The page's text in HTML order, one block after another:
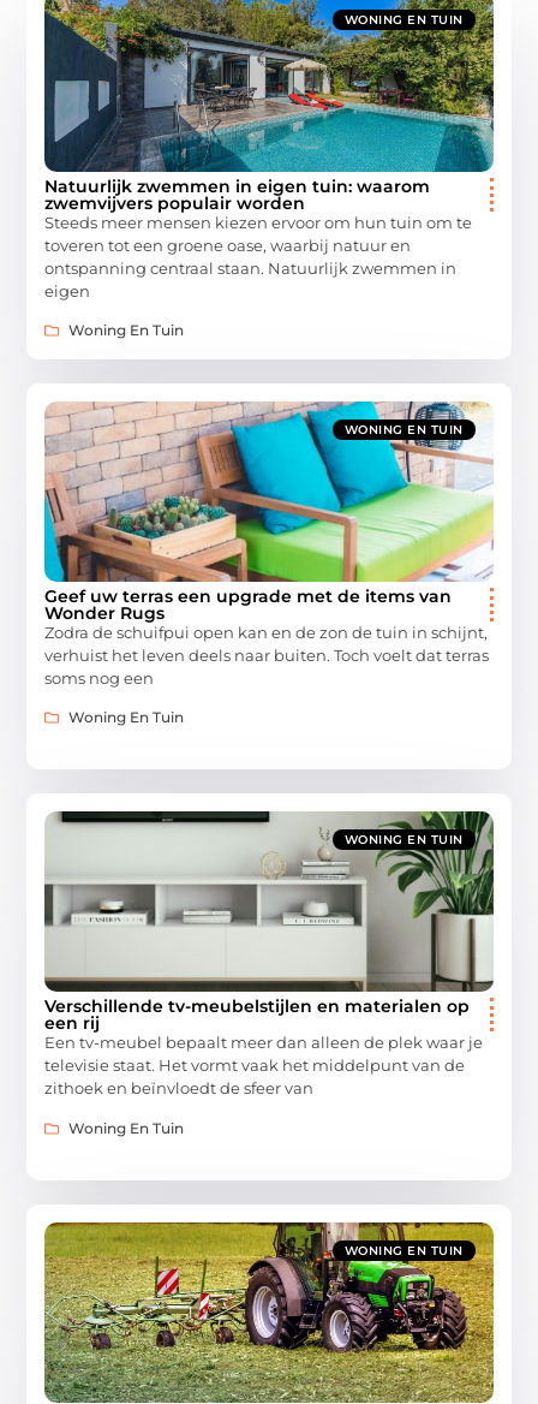
WONING EN TUIN
Natuurlijk zwemmen in eigen tuin: waarom
zwemvijvers populair worden
Steeds meer mensen kiezen ervoor om hun tuin om te
toveren tot een groene oase, waarbij natuur en
ontspanning centraal staan. Natuurlijk zwemmen in
eigen
Woning En Tuin
WONING EN TUIN
Geef uw terras een upgrade met de items van
Wonder Rugs
Zodra de schuifpui open kan en de zon de tuin in schijnt,
verhuist het leven deels naar buiten. Toch voelt dat terras
soms nog een
Woning En Tuin
WONING EN TUIN
Verschillende tv-meubelstijlen en materialen op
een rij
Een tv-meubel bepaalt meer dan alleen de plek waar je
televisie staat. Het vormt vaak het middelpunt van de
zithoek en beïnvloedt de sfeer van
Woning En Tuin
WONING EN TUIN